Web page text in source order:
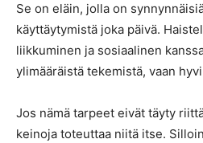
Se on eläin, jolla on
käyttäytymistä joka päivä.
liikkuminen ja sosiaalinen
ylimääräistä tekemistä, vaan
Jos nämä tarpeet eivät täyty
keinoja toteuttaa niitä itse.